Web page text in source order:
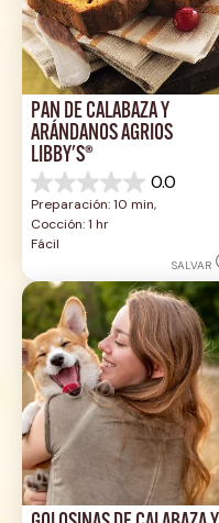
PAN DE CALABAZA Y
ARÁNDANOS AGRIOS
LIBBY'S®
0.0
0.0
de
5
estrellas.
Preparación: 10 min,
Cocción: 1 hr
Fácil
SALVAR